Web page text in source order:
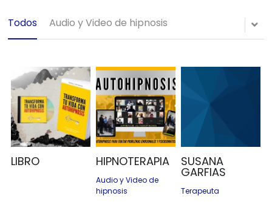
PROFESIONALES
CIUDADES
DIRECTORIO
PREGUNTAS
CONTACTO
Todos Audio y Video de hipnosis
LIBRO HIPNOTERAPIA
Audio y Video de
hipnosis
SUSANA
GARFIAS
Terapeuta